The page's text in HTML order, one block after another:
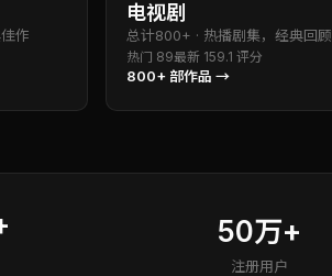
作
电视剧
总计800+ · 热播剧集，经典回顾
热门 89最新 159.1 评分
800+ 部作品 →
50万+
注册用户